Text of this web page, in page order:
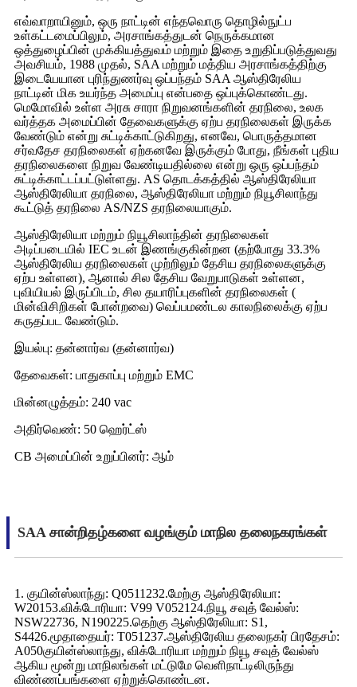
எவ்வாறாயினும், ஒரு நாட்டின் எந்தவொரு தொழில்நுட்ப
உள்கட்டமைப்பிலும், அரசாங்கத்துடன் நெருக்கமான
ஒத்துழைப்பின் முக்கியத்துவம் மற்றும் இதை உறுதிப்படுத்துவது
அவசியம், 1988 முதல், SAA மற்றும் மத்திய அரசாங்கத்திற்கு
இடையேயான புரிந்துணர்வு ஒப்பந்தம் SAA ஆஸ்திரேலிய
நாட்டின் மிக உயர்ந்த அமைப்பு என்பதை ஒப்புக்கொண்டது.
மெமோவில் உள்ள அரசு சாரா நிறுவனங்களின் தரநிலை, உலக
வர்த்தக அமைப்பின் தேவைகளுக்கு ஏற்ப தரநிலைகள் இருக்க
வேண்டும் என்று சுட்டிக்காட்டுகிறது, எனவே, பொருத்தமான
சர்வதேச தரநிலைகள் ஏற்கனவே இருக்கும் போது, ​​நீங்கள் புதிய
தரநிலைகளை நிறுவ வேண்டியதில்லை என்று ஒரு ஒப்பந்தம்
சுட்டிக்காட்டப்பட்டுள்ளது. AS தொடக்கத்தில் ஆஸ்திரேலியா
ஆஸ்திரேலியா தரநிலை, ஆஸ்திரேலியா மற்றும் நியூசிலாந்து
கூட்டுத் தரநிலை AS/NZS தரநிலையாகும்.
ஆஸ்திரேலியா மற்றும் நியூசிலாந்தின் தரநிலைகள்
அடிப்படையில் IEC உடன் இணங்குகின்றன (தற்போது 33.3%
ஆஸ்திரேலிய தரநிலைகள் முற்றிலும் தேசிய தரநிலைகளுக்கு
ஏற்ப உள்ளன), ஆனால் சில தேசிய வேறுபாடுகள் உள்ளன,
புவியியல் இருப்பிடம், சில தயாரிப்புகளின் தரநிலைகள் (
மின்விசிறிகள் போன்றவை) வெப்பமண்டல காலநிலைக்கு ஏற்ப
கருதப்பட வேண்டும்.
இயல்பு: தன்னார்வ (தன்னார்வ)
தேவைகள்: பாதுகாப்பு மற்றும் EMC
மின்னழுத்தம்: 240 vac
அதிர்வெண்: 50 ஹெர்ட்ஸ்
CB அமைப்பின் உறுப்பினர்: ஆம்
SAA சான்றிதழ்களை வழங்கும் மாநில தலைநகரங்கள்
1. குயின்ஸ்லாந்து: Q0511232.மேற்கு ஆஸ்திரேலியா:
W20153.விக்டோரியா: V99 V052124.நியூ சவுத் வேல்ஸ்:
NSW22736, N190225.தெற்கு ஆஸ்திரேலியா: S1,
S4426.மூதாதையர்: T051237.ஆஸ்திரேலிய தலைநகர் பிரதேசம்:
A050குயின்ஸ்லாந்து, விக்டோரியா மற்றும் நியூ சவுத் வேல்ஸ்
ஆகிய மூன்று மாநிலங்கள் மட்டுமே வெளிநாட்டிலிருந்து
விண்ணப்பங்களை ஏற்றுக்கொண்டன.